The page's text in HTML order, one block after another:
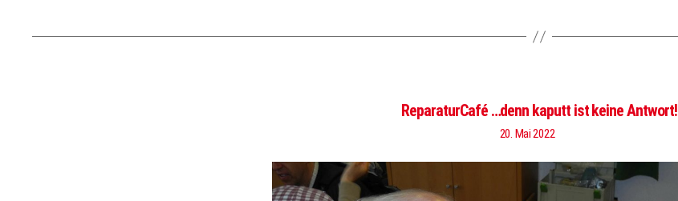
ReparaturCafé …denn kaputt ist keine Antwort!
20. Mai 2022